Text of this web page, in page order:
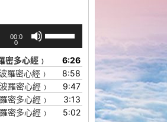
00:0
0
/
下
箭
头
键
密多心經﹚
6:26
羅密心經﹚
8:58
羅密心經﹚
9:47
密多心經﹚
3:13
密多心經﹚ 5:02